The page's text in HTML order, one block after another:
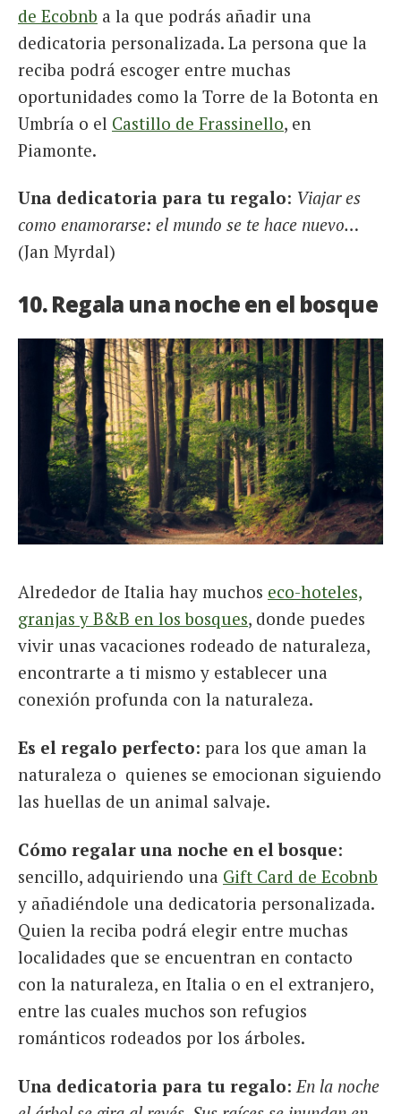
de Ecobnb a la que podrás añadir una
dedicatoria personalizada. La persona que la
reciba podrá escoger entre muchas
oportunidades como la Torre de la Botonta en
Umbría o el Castillo de Frassinello, en
Piamonte.
Una dedicatoria para tu regalo: Viajar es
como enamorarse: el mundo se te hace nuevo…
(Jan Myrdal)
10. Regala una noche en el bosque
Alrededor de Italia hay muchos eco-hoteles,
granjas y B&B en los bosques, donde puedes
vivir unas vacaciones rodeado de naturaleza,
encontrarte a ti mismo y establecer una
conexión profunda con la naturaleza.
Es el regalo perfecto: para los que aman la
naturaleza o quienes se emocionan siguiendo
las huellas de un animal salvaje.
Cómo regalar una noche en el bosque:
sencillo, adquiriendo una Gift Card de Ecobnb
y añadiéndole una dedicatoria personalizada.
Quien la reciba podrá elegir entre muchas
localidades que se encuentran en contacto
con la naturaleza, en Italia o en el extranjero,
entre las cuales muchos son refugios
románticos rodeados por los árboles.
Una dedicatoria para tu regalo: En la noche